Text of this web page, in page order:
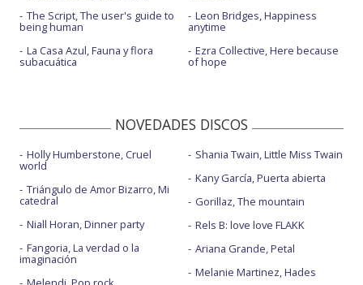
The Script, The user's guide to
being human
La Casa Azul, Fauna y flora
subacuática
Leon Bridges, Happiness
anytime
Ezra Collective, Here because
of hope
NOVEDADES DISCOS
Holly Humberstone, Cruel
world
Triángulo de Amor Bizarro, Mi
catedral
Niall Horan, Dinner party
Fangoria, La verdad o la
imaginación
Shania Twain, Little Miss Twain
Kany García, Puerta abierta
Gorillaz, The mountain
Rels B: love love FLAKK
Ariana Grande, Petal
Melanie Martinez, Hades